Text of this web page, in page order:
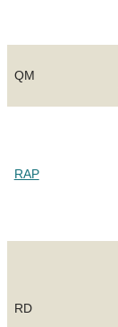
QM
RAP
RD